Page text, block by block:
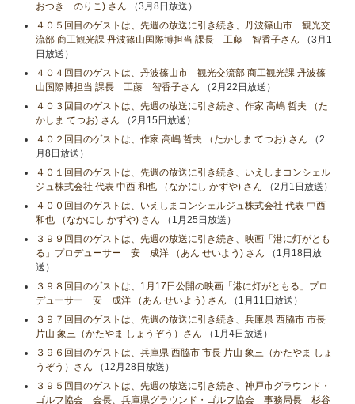
おつき のりこ) さん （3月8日放送）
４０５回目のゲストは、先週の放送に引き続き、丹波篠山市 観光交
流部 商工観光課 丹波篠山国際博担当 課長 工藤 智香子さん （3月1
日放送）
４０４回目のゲストは、丹波篠山市 観光交流部 商工観光課 丹波篠
山国際博担当 課長 工藤 智香子さん （2月22日放送）
４０３回目のゲストは、先週の放送に引き続き、作家 高嶋 哲夫 （た
かしま てつお) さん （2月15日放送）
４０２回目のゲストは、作家 高嶋 哲夫 （たかしま てつお) さん （2
月8日放送）
４０１回目のゲストは、先週の放送に引き続き、いえしまコンシェル
ジュ株式会社 代表 中西 和也 （なかにし かずや) さん （2月1日放送）
４００回目のゲストは、いえしまコンシェルジュ株式会社 代表 中西
和也 （なかにし かずや) さん （1月25日放送）
３９９回目のゲストは、先週の放送に引き続き、映画「港に灯がとも
る」プロデューサー 安 成洋 （あん せいよう) さん （1月18日放
送）
３９８回目のゲストは、1月17日公開の映画「港に灯がともる」プロ
デューサー 安 成洋 （あん せいよう) さん （1月11日放送）
３９７回目のゲストは、先週の放送に引き続き、兵庫県 西脇市 市長
片山 象三（かたやま しょうぞう）さん （1月4日放送）
３９６回目のゲストは、兵庫県 西脇市 市長 片山 象三（かたやま しょ
うぞう）さん （12月28日放送）
３９５回目のゲストは、先週の放送に引き続き、神戸市グラウンド・
ゴルフ協会 会長、兵庫県グラウンド・ゴルフ協会 事務局長 杉谷